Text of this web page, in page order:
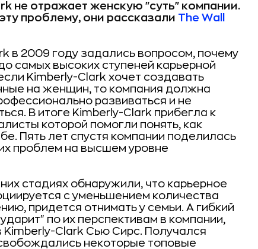
не отражает женскую "суть" компании.
проблему, они рассказали The Wall
в 2009 году задались вопросом, почему
самых высоких ступеней карьерной
Kimberly-Clark хочет создавать
на женщин, то компания должна
развиваться и не
В итоге Kimberly-Clark прибегла к
которой помогли понять, как
Пять лет спустя компании поделилась
проблем на высшем уровне
стадиях обнаружили, что карьерное
с уменьшением количества
придется отнимать у семьи. А гибкий
по их перспективам в компании,
Clark Сью Сирс. Получался
некоторые топовые